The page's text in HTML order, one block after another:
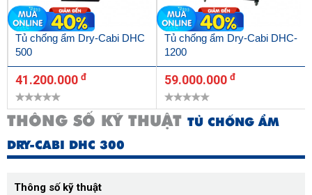
Tủ chống ẩm Dry-Cabi DHC
500
41.200.000 đ
Tủ chống ẩm Dry-Cabi DHC-
1200
59.000.000 đ
THÔNG SỐ KỸ THUẬT TỦ CHỐNG ẨM
DRY-CABI DHC 300
Thông số kỹ thuật